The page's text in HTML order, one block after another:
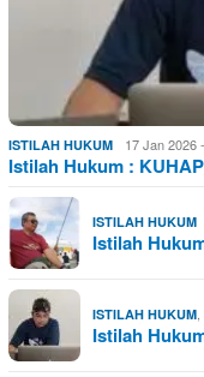
ISTILAH HUKUM 17 Jan 2026
Istilah Hukum :
ISTILAH HUKUM
Istilah
ISTILAH HUKUM,
Istilah